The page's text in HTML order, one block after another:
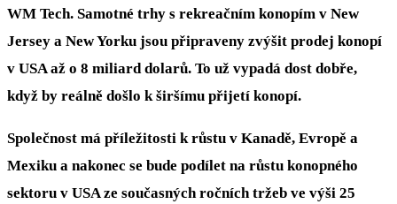
WM Tech. Samotné trhy s rekreačním konopím v New
Jersey a New Yorku jsou připraveny zvýšit prodej konopí
v USA až o 8 miliard dolarů. To už vypadá dost dobře,
když by reálně došlo k širšímu přijetí konopí.
Společnost má příležitosti k růstu v Kanadě, Evropě a
Mexiku a nakonec se bude podílet na růstu konopného
sektoru v USA ze současných ročních tržeb ve výši 25